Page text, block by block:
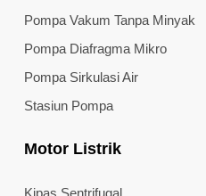
Pompa Vakum Tanpa Minyak
Pompa Diafragma Mikro
Pompa Sirkulasi Air
Stasiun Pompa
Motor Listrik
Kipas Sentrifugal